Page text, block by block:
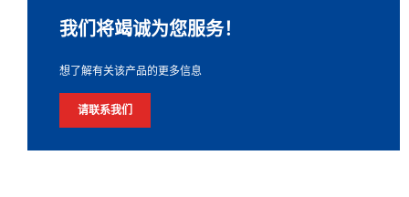
我们将竭诚为您服务！
想了解有关该产品的更多信息
请联系我们